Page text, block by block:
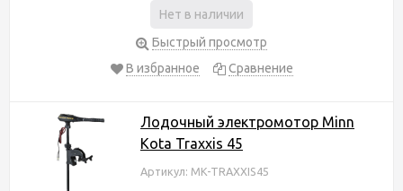
Нет в наличии
Быстрый просмотр
В избранное
Сравнение
Лодочный электромотор Minn
Kota Traxxis 45
Артикул: MK-TRAXXIS45